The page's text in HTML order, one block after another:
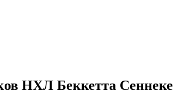
НХЛ Беккетта Сеннеке